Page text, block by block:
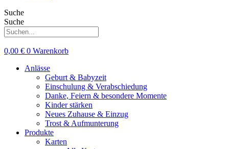
Suche
Suche
0,00 € 0 Warenkorb
Anlässe
Geburt & Babyzeit
Einschulung & Verabschiedung
Danke, Feiern & besondere Momente
Kinder stärken
Neues Zuhause & Einzug
Trost & Aufmunterung
Produkte
Karten